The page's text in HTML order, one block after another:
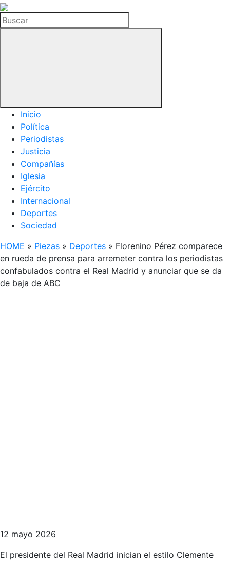
La
Hemeroteca
del
Buscar
Inicio
Política
Periodistas
Justicia
Compañías
Iglesia
Ejército
Internacional
Deportes
Sociedad
HOME » Piezas » Deportes » Florenino Pérez comparece
en rueda de prensa para arremeter contra los periodistas
confabulados contra el Real Madrid y anunciar que se da
de baja de ABC
12 mayo 2026
El presidente del Real Madrid inician el estilo Clemente